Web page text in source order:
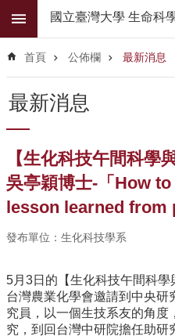
跳到主要內容區塊
階
尋
公
佈
欄
學
系
簡
所
師
資
國立臺灣大學 生命科
首頁 公佈欄 最新消息
最新消息
【生化科技午間科學
吳亭穎博士-「How
lesson learned from
發布單位：生化科技學系
5月3日的【生化科技午間科
台灣農業化學會邀請到中央
究員，以一個生技系友的角
究，到回台灣中研院擔任助